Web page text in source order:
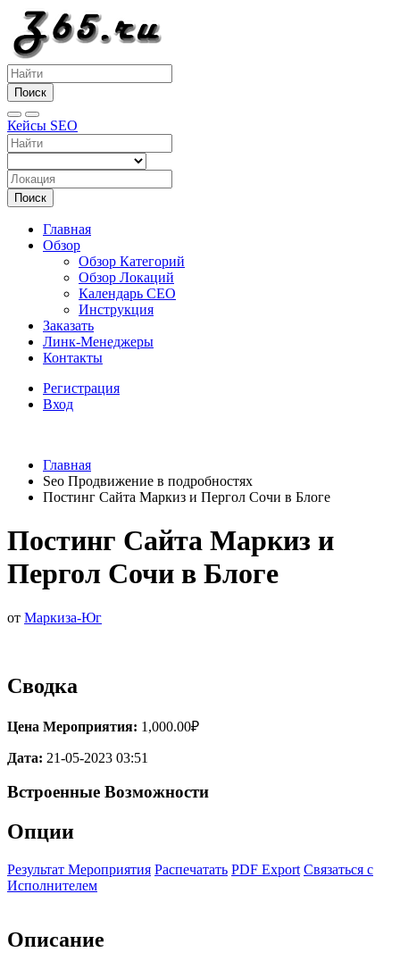
Поиск
Кейсы SEO
Поиск
Главная
Обзор
Обзор Категорий
Обзор Локаций
Календарь СЕО
Инструкция
Заказать
Линк-Менеджеры
Контакты
Регистрация
Вход
Главная
Seo Продвижение в подробностях
Постинг Сайта Маркиз и Пергол Сочи в Блоге
Постинг Сайта Маркиз и
Пергол Сочи в Блоге
от Маркиза-Юг
Сводка
Цена Мероприятия: 1,000.00₽
Дата: 21-05-2023 03:51
Встроенные Возможности
Опции
Результат Мероприятия Распечатать PDF Export Связаться с
Исполнителем
Описание